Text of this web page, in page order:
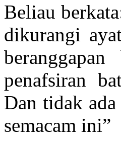
Beliau
dikurangi
penafsiran
Dan tidak
semacam ini”